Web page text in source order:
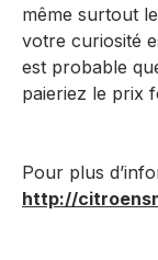
même surtout
votre curiosité
est probable
paieriez le prix
Pour plus
http://